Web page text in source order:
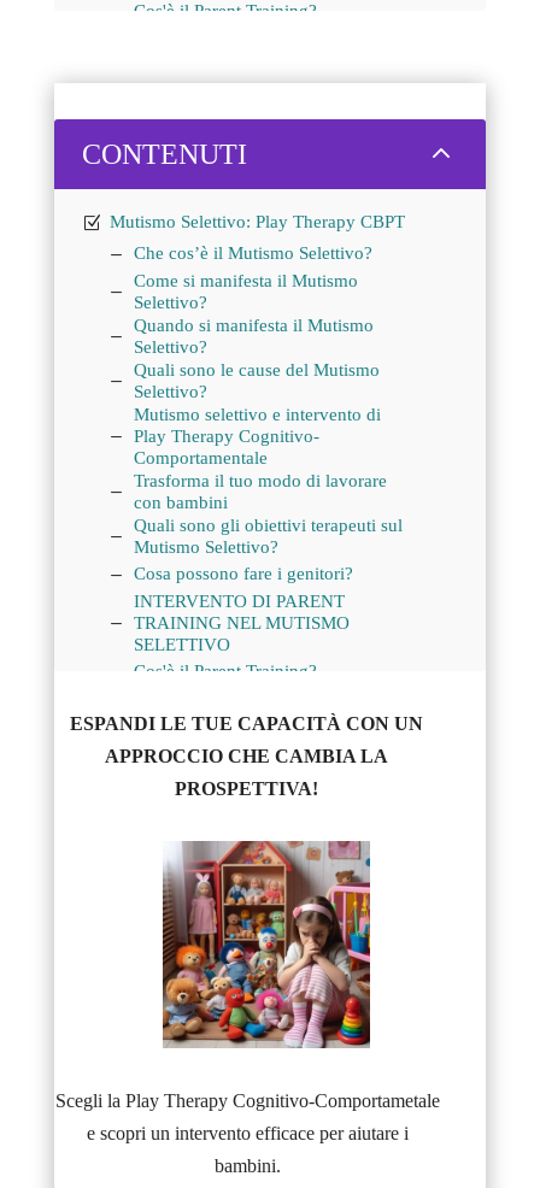
Cos'è il Parent Training?
Cognitivo-Comportamentale?
sulla PLAY THERAPY COGNITIVO-
infantile.
Lascia i tuoi dati per essere Contattato.
CONTENUTI 2
Mutismo Selettivo: Play Therapy CBPT
Che cos’è il Mutismo Selettivo?
Come si manifesta il Mutismo
Selettivo?
Quando si manifesta il Mutismo
Selettivo?
Quali sono le cause del Mutismo
Selettivo?
Mutismo selettivo e intervento di
Play Therapy Cognitivo-
Comportamentale
Trasforma il tuo modo di lavorare
con bambini
Quali sono gli obiettivi terapeuti sul
Mutismo Selettivo?
Cosa possono fare i genitori?
INTERVENTO DI PARENT
TRAINING NEL MUTISMO
SELETTIVO
Cos'è il Parent Training?
Parent Training nella Play Therapy
Obiettivi del Parent Training
Iscriviti oggi stesso ai corsi certificati
COMPORTAMENTALE e migliora le
tue competenze cliniche nella terapia
infantile.
Lascia i tuoi dati per essere Contattato.
ESPANDI LE TUE CAPACITÀ CON UN
APPROCCIO CHE CAMBIA LA
PROSPETTIVA!
Scegli la Play Therapy Cognitivo-Comportametale
e scopri un intervento efficace per aiutare i
bambini.